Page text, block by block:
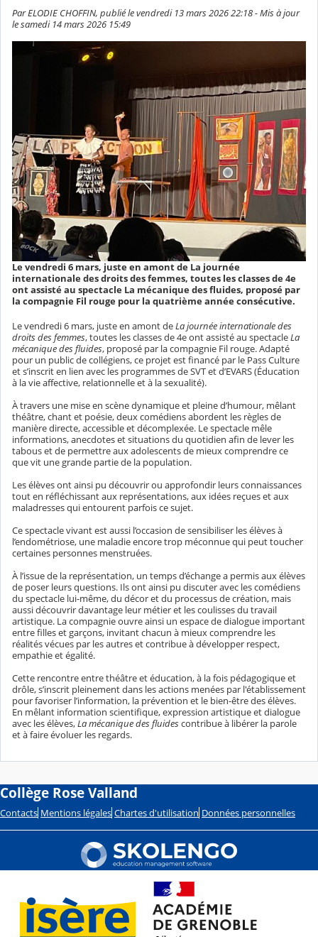
Par ELODIE CHOFFIN, publié le vendredi 13 mars 2026 22:18 - Mis à jour
le samedi 14 mars 2026 15:49
Le vendredi 6 mars, juste en amont de La journée
internationale des droits des femmes, toutes les classes de 4e
ont assisté au spectacle La mécanique des fluides, proposé par
la compagnie Fil rouge pour la quatrième année consécutive.
Le vendredi 6 mars, juste en amont deLa journée internationale des
droits des femmes, toutes les classes de 4e ont assisté au spectacleLa
mécanique des fluides, proposé par la compagnie Fil rouge. Adapté
pour un public de collégiens, ce projet est financé par le Pass Culture
et s’inscrit en lien avec les programmes de SVT et d’EVARS (Éducation
à la vie affective, relationnelle et à la sexualité).
À travers une mise en scène dynamique et pleine d’humour, mêlant
théâtre, chant et poésie, deux comédiens abordent les règles de
manière directe, accessible et décomplexée. Le spectacle mêle
informations, anecdotes et situations du quotidien afin de lever les
tabous et de permettre aux adolescents de mieux comprendre ce
que vit une grande partie de la population.
Les élèves ont ainsi pu découvrir ou approfondir leurs connaissances
tout en réfléchissant aux représentations, aux idées reçues et aux
maladresses qui entourent parfois ce sujet.
Ce spectacle vivant est aussi l’occasion de sensibiliser les élèves à
l’endométriose, une maladie encore trop méconnue qui peut toucher
certaines personnes menstruées.
À l’issue de la représentation, un temps d’échange a permis aux élèves
de poser leurs questions. Ils ont ainsi pu discuter avec les comédiens
du spectacle lui-même, du décor et du processus de création, mais
aussi découvrir davantage leur métier et les coulisses du travail
artistique. La compagnie ouvre ainsi un espace de dialogue important
entre filles et garçons, invitant chacun à mieux comprendre les
réalités vécues par les autres et contribue à développer respect,
empathie et égalité.
Cette rencontre entre théâtre et éducation, à la fois pédagogique et
drôle, s’inscrit pleinement dans les actions menées par l'établissement
pour favoriser l’information, la prévention et le bien-être des élèves.
En mêlant information scientifique, expression artistique et dialogue
avec les élèves,La mécanique des fluidescontribue à libérer la parole
et à faire évoluer les regards.
Collège Rose Valland
Contacts Mentions légales Chartes d'utilisation Données personnelles